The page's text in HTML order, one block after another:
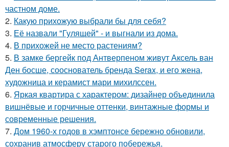
частном доме.
2. Какую прихожую выбрали бы для себя?
3. Её назвали "Гулящей" - и выгнали из дома.
4. В прихожей не место растениям?
5. В замке бергейк под Антверпеном живут Аксель ван
Ден босше, сооснователь бренда Serax, и его жена,
художница и керамист мари михилссен.
6. Яркая квартира с характером: дизайнер объединила
вишнёвые и горчичные оттенки, винтажные формы и
современные решения.
7. Дом 1960-х годов в хэмптонсе бережно обновили,
сохранив атмосферу старого побережья.